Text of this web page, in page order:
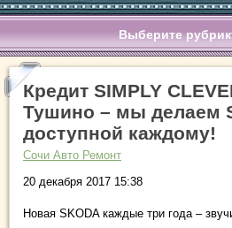
Выберите
Кредит SIMPLY
Тушино – мы делаем
доступной каждому!
Сочи Авто Ремонт
20 декабря 2017 15:38
Новая SKODA каждые три года –